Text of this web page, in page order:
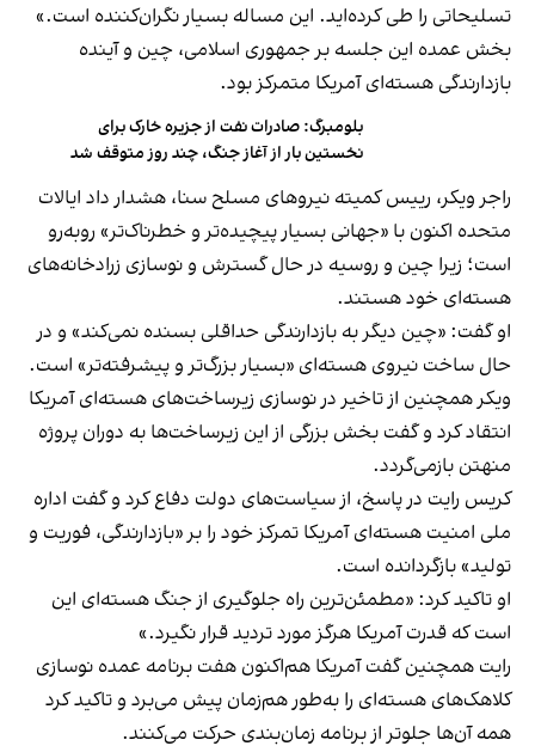
تسلیحاتی را طی کرده‌اید. این مساله بسیار نگران‌کننده است.»
بخش عمده این جلسه بر جمهوری اسلامی، چین و آینده
بازدارندگی هسته‌ای آمریکا متمرکز بود.
بلومبرگ: صادرات نفت از جزیره خارک برای
نخستین بار از آغاز جنگ، چند روز متوقف شد
راجر ویکر، رییس کمیته نیروهای مسلح سنا، هشدار داد ایالات
متحده اکنون با «جهانی بسیار پیچیده‌تر و خطرناک‌تر» روبه‌رو
است؛ زیرا چین و روسیه در حال گسترش و نوسازی زرادخانه‌های
هسته‌ای خود هستند.
او گفت: «چین دیگر به بازدارندگی حداقلی بسنده نمی‌کند» و در
حال ساخت نیروی هسته‌ای «بسیار بزرگ‌تر و پیشرفته‌تر» است.
ویکر همچنین از تاخیر در نوسازی زیرساخت‌های هسته‌ای آمریکا
انتقاد کرد و گفت بخش بزرگی از این زیرساخت‌ها به دوران پروژه
منهتن بازمی‌گردد.
کریس رایت در پاسخ، از سیاست‌های دولت دفاع کرد و گفت اداره
ملی امنیت هسته‌ای آمریکا تمرکز خود را بر «بازدارندگی، فوریت و
تولید» بازگردانده است.
او تاکید کرد: «مطمئن‌ترین راه جلوگیری از جنگ هسته‌ای این
است که قدرت آمریکا هرگز مورد تردید قرار نگیرد.»
رایت همچنین گفت آمریکا هم‌اکنون هفت برنامه عمده نوسازی
کلاهک‌های هسته‌ای را به‌طور هم‌زمان پیش می‌برد و تاکید کرد
همه آن‌ها جلوتر از برنامه زمان‌بندی حرکت می‌کنند.